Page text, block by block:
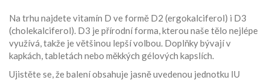
Na trhu najdete vitamín D ve formě D2 (ergokalciferol) i D3
(cholekalciferol). D3 je přírodní forma, kterou naše tělo nejlépe
využívá, takže je většinou lepší volbou. Doplňky bývají v
kapkách, tabletách nebo měkkých gélových kapslích.
Ujistěte se, že balení obsahuje jasně uvedenou jednotku IU